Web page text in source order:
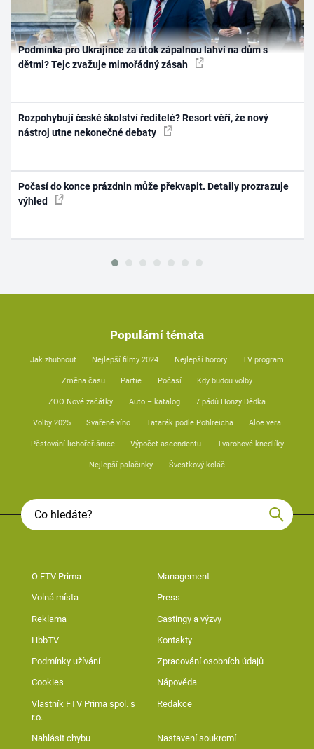
Podmínka pro Ukrajince za útok zápalnou lahví na dům s
dětmi? Tejc zvažuje mimořádný zásah
Rozpohybují české školství ředitelé? Resort věří, že nový
nástroj utne nekonečné debaty
Počasí do konce prázdnin může překvapit. Detaily prozrazuje
výhled
Populární témata
Jak zhubnout Nejlepší filmy 2024 Nejlepší horory TV program
Změna času Partie Počasí Kdy budou volby
ZOO Nové začátky Auto – katalog 7 pádů Honzy Dědka
Volby 2025 Svařené víno Tatarák podle Pohlreicha Aloe vera
Pěstování lichořeřišnice Výpočet ascendentu Tvarohové knedlíky
Nejlepší palačinky Švestkový koláč
O FTV Prima Management
Volná místa Press
Reklama Castingy a výzvy
HbbTV Kontakty
Podmínky užívání Zpracování osobních údajů
Cookies Nápověda
Vlastník FTV Prima spol. s
r.o.
Redakce
Nahlásit chybu Nastavení soukromí